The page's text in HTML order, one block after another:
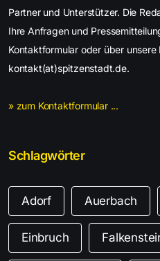
Partner und Unterstützer. Die
Ihre Anfragen und
Kontaktformular oder über unsere
kontakt(at)spitzenstadt.de.
» zum Kontaktformular ...
Schlagwörter
Adorf Auerbach
Einbruch